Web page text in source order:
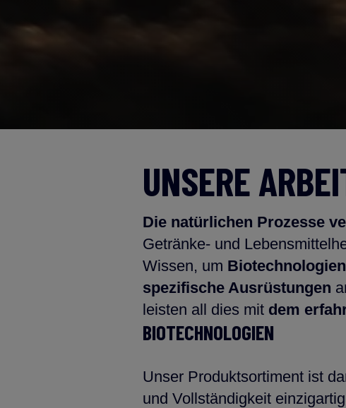
UNSERE
Die natürlichen Prozesse
Getränke- und
Wissen, um
spezifische Ausrüstungen
leisten all dies mit dem
BIOTECHNOLOGIEN
Unser Produktsortiment ist
und Vollständigkeit